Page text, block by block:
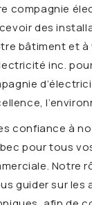
compagnie
des
bâtiment et à
inc.
confiance à
pour tous
Notre
guider sur les